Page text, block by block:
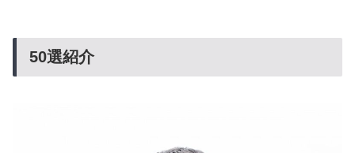
50選紹介